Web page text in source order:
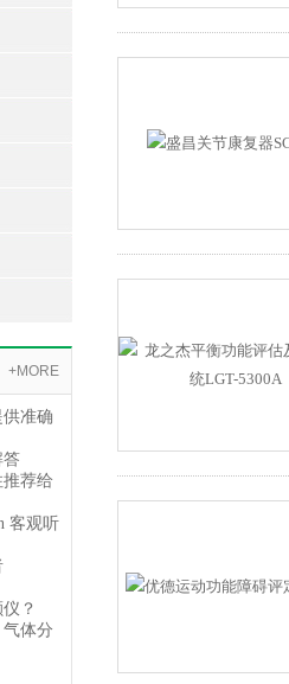
+MORE
准确
答
荐给
客观听
？
体分